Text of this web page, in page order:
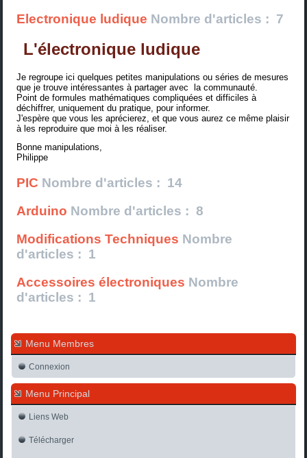
Electronique ludique Nombre d'articles : 7
L'électronique ludique
Je regroupe ici quelques petites manipulations ou séries de mesures
que je trouve intéressantes à partager avec la communauté.
Point de formules mathématiques compliquées et difficiles à
déchiffrer, uniquement du pratique, pour informer.
J'espère que vous les aprécierez, et que vous aurez ce même plaisir
à les reproduire que moi à les réaliser.
Bonne manipulations,
Philippe
PIC Nombre d'articles : 14
Arduino Nombre d'articles : 8
Modifications Techniques Nombre
d'articles : 1
Accessoires électroniques Nombre
d'articles : 1
Menu Membres
Connexion
Menu Principal
Liens Web
Télécharger